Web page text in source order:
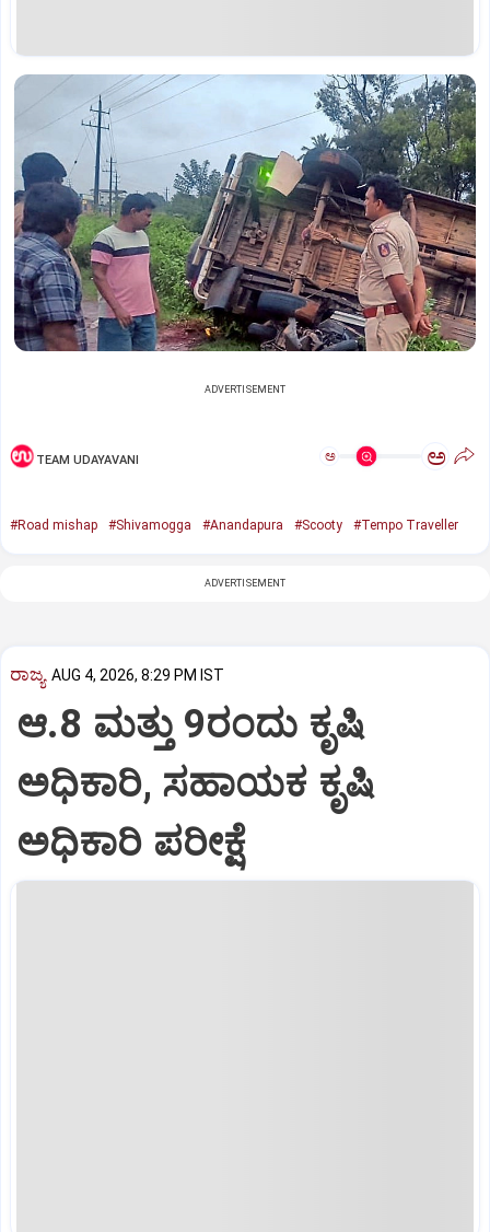
ADVERTISEMENT
TEAM UDAYAVANI ಅ ಅ
#Road mishap #Shivamogga #Anandapura #Scooty #Tempo Traveller
ADVERTISEMENT
ರಾಜ್ಯ AUG 4, 2026, 8:29 PM IST
ಆ.8 ಮತ್ತು 9ರಂದು ಕೃಷಿ
ಅಧಿಕಾರಿ, ಸಹಾಯಕ ಕೃಷಿ
ಅಧಿಕಾರಿ ಪರೀಕ್ಷೆ